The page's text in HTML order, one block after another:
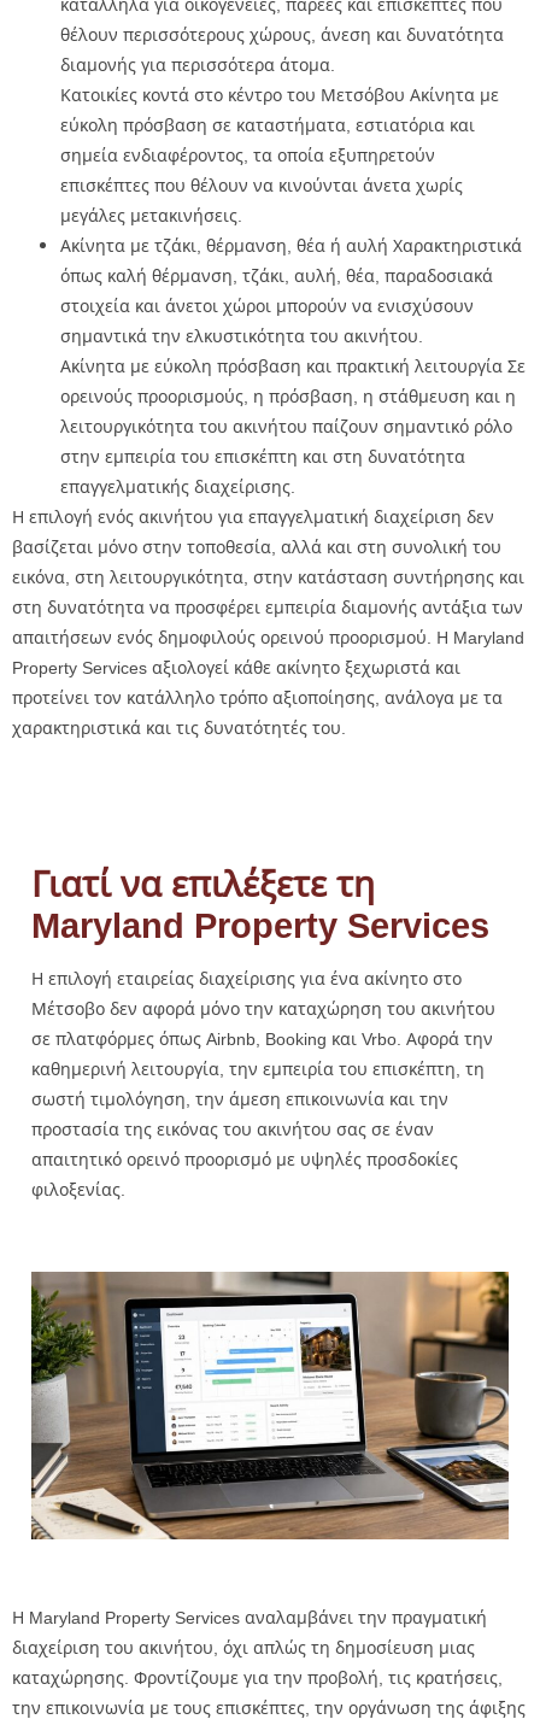
θέλουν περισσότερους χώρους, άνεση και δυνατότητα
διαμονής για περισσότερα άτομα.
Κατοικίες κοντά στο κέντρο του Μετσόβου Ακίνητα με
εύκολη πρόσβαση σε καταστήματα, εστιατόρια και
σημεία ενδιαφέροντος, τα οποία εξυπηρετούν
επισκέπτες που θέλουν να κινούνται άνετα χωρίς
μεγάλες μετακινήσεις.
Ακίνητα με τζάκι, θέρμανση, θέα ή αυλή Χαρακτηριστικά
όπως καλή θέρμανση, τζάκι, αυλή, θέα, παραδοσιακά
στοιχεία και άνετοι χώροι μπορούν να ενισχύσουν
σημαντικά την ελκυστικότητα του ακινήτου.
Ακίνητα με εύκολη πρόσβαση και πρακτική λειτουργία Σε
ορεινούς προορισμούς, η πρόσβαση, η στάθμευση και η
λειτουργικότητα του ακινήτου παίζουν σημαντικό ρόλο
στην εμπειρία του επισκέπτη και στη δυνατότητα
επαγγελματικής διαχείρισης.
Η επιλογή ενός ακινήτου για επαγγελματική διαχείριση δεν
βασίζεται μόνο στην τοποθεσία, αλλά και στη συνολική του
εικόνα, στη λειτουργικότητα, στην κατάσταση συντήρησης και
στη δυνατότητα να προσφέρει εμπειρία διαμονής αντάξια των
απαιτήσεων ενός δημοφιλούς ορεινού προορισμού. Η Maryland
Property Services αξιολογεί κάθε ακίνητο ξεχωριστά και
προτείνει τον κατάλληλο τρόπο αξιοποίησης, ανάλογα με τα
χαρακτηριστικά και τις δυνατότητές του.
Γιατί να επιλέξετε τη
Maryland Property Services
Η επιλογή εταιρείας διαχείρισης για ένα ακίνητο στο
Μέτσοβο δεν αφορά μόνο την καταχώρηση του ακινήτου
σε πλατφόρμες όπως Airbnb, Booking και Vrbo. Αφορά την
καθημερινή λειτουργία, την εμπειρία του επισκέπτη, τη
σωστή τιμολόγηση, την άμεση επικοινωνία και την
προστασία της εικόνας του ακινήτου σας σε έναν
απαιτητικό ορεινό προορισμό με υψηλές προσδοκίες
φιλοξενίας.
Η Maryland Property Services αναλαμβάνει την πραγματική
διαχείριση του ακινήτου, όχι απλώς τη δημοσίευση μιας
καταχώρησης. Φροντίζουμε για την προβολή, τις κρατήσεις,
την επικοινωνία με τους επισκέπτες, την οργάνωση της άφιξης